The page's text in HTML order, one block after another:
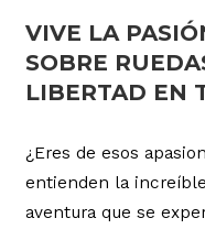
VIVE LA
SOBRE
LIBERTAD EN
¿Eres de esos
entienden la
aventura que se